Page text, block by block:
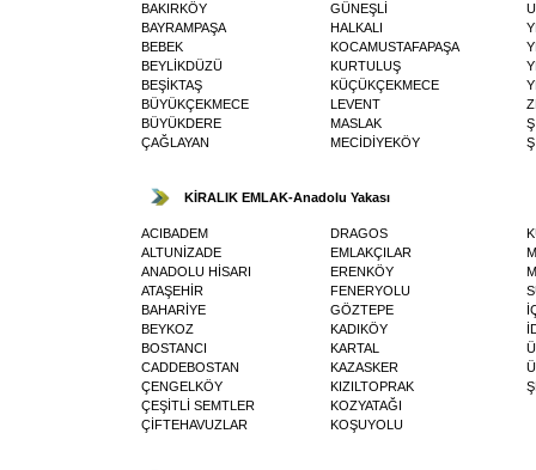
BAKIRKÖY
BAYRAMPAŞA
BEBEK
BEYLİKDÜZÜ
BEŞİKTAŞ
BÜYÜKÇEKMECE
BÜYÜKDERE
ÇAĞLAYAN
GÜNEŞLİ
HALKALI
KOCAMUSTAFAPAŞA
KURTULUŞ
KÜÇÜKÇEKMECE
LEVENT
MASLAK
MECİDİYEKÖY
KİRALIK EMLAK-Anadolu Yakası
ACIBADEM
ALTUNİZADE
ANADOLU HİSARI
ATAŞEHİR
BAHARİYE
BEYKOZ
BOSTANCI
CADDEBOSTAN
ÇENGELKÖY
ÇEŞİTLİ SEMTLER
ÇİFTEHAVUZLAR
DRAGOS
EMLAKÇILAR
ERENKÖY
FENERYOLU
GÖZTEPE
KADIKÖY
KARTAL
KAZASKER
KIZILTOPRAK
KOZYATAĞI
KOŞUYOLU